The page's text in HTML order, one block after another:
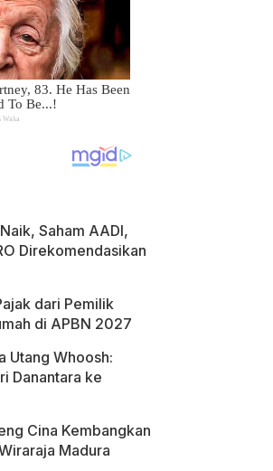
Saham AADI,
Direkomendasikan
dari Pemilik
di APBN 2027
Utang Whoosh:
Danantara ke
Cina Kembangkan
Madura